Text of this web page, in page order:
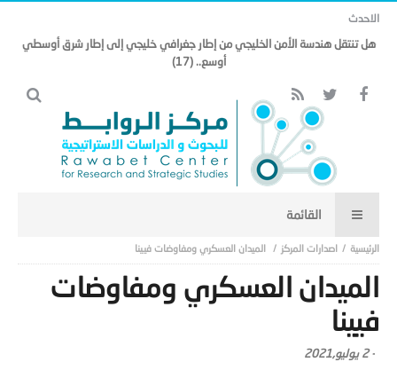
الاحدث
هل تنتقل هندسة الأمن الخليجي من إطار جغرافي خليجي إلى إطار شرق أوسطي
أوسع.. (17)
اصدارات المركز الميدان العسكري ومفاوضات فيينا
الميدان العسكري ومفاوضات
فيينا
-2 يوليو,2021